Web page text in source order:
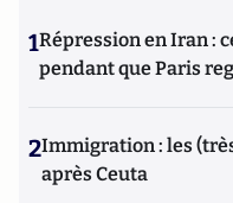
1Répression en Iran :
pendant que Paris
2Immigration : les
après Ceuta